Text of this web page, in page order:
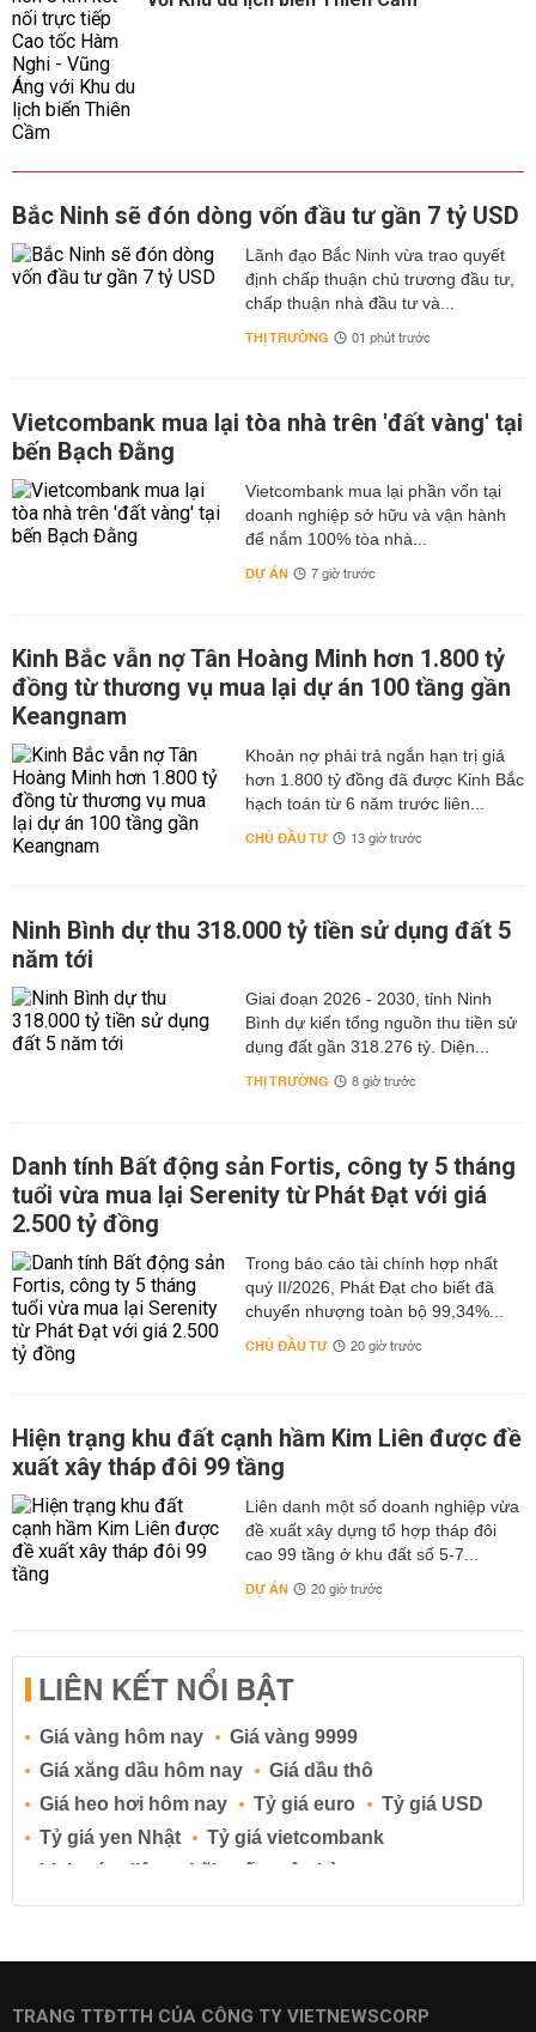
Bắc Ninh sẽ đón dòng vốn đầu tư gần 7 tỷ USD
Lãnh đạo Bắc Ninh vừa trao quyết
định chấp thuận chủ trương đầu tư,
chấp thuận nhà đầu tư và...
THỊ TRƯỜNG 01 phút trước
Vietcombank mua lại tòa nhà trên 'đất vàng' tại
bến Bạch Đằng
Vietcombank mua lại phần vốn tại
doanh nghiệp sở hữu và vận hành
để nắm 100% tòa nhà...
DỰ ÁN 7 giờ trước
Kinh Bắc vẫn nợ Tân Hoàng Minh hơn 1.800 tỷ
đồng từ thương vụ mua lại dự án 100 tầng gần
Keangnam
hơn 1.800 tỷ đồng đã được Kinh Bắc
hạch toán từ 6 năm trước liên...
CHỦ ĐẦU TƯ 13 giờ trước
Ninh Bình dự thu 318.000 tỷ tiền sử dụng đất 5
năm tới
Giai đoạn 2026 - 2030, tỉnh Ninh
Bình dự kiến tổng nguồn thu tiền sử
dụng đất gần 318.276 tỷ. Diện...
THỊ TRƯỜNG 8 giờ trước
Danh tính Bất động sản Fortis, công ty 5 tháng
tuổi vừa mua lại Serenity từ Phát Đạt với giá
2.500 tỷ đồng
Trong báo cáo tài chính hợp nhất
quý II/2026, Phát Đạt cho biết đã
chuyển nhượng toàn bộ 99,34%...
CHỦ ĐẦU TƯ 20 giờ trước
Hiện trạng khu đất cạnh hầm Kim Liên được đề
xuất xây tháp đôi 99 tầng
Liên danh một số doanh nghiệp vừa
đề xuất xây dựng tổ hợp tháp đôi
cao 99 tầng ở khu đất số 5-7...
DỰ ÁN 20 giờ trước
LIÊN KẾT NỔI BẬT
Giá vàng hôm nay
Giá vàng 9999
Giá xăng dầu hôm nay
Giá dầu thô
Giá heo hơi hôm nay
Tỷ giá euro
Tỷ giá USD
Tỷ giá yen Nhật
Tỷ giá vietcombank
Lịch cúp điện
Lãi suất ngân hàng
Lãi suất tiết kiệm
Lãi suất tiền gửi
Lãi suất ngân hàng BIDV
TRANG TTĐTTH CỦA CÔNG TY VIETNEWSCORP